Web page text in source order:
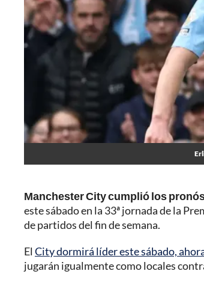
Manchester City cumplió los
este sábado en la 33ª jornada de la
de partidos del fin de semana.
El City dormirá líder este sábado,
jugarán igualmente como locales